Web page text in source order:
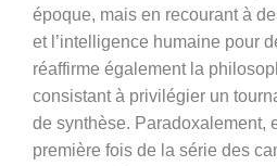
époque, mais en recourant à
et l’intelligence humaine pour
réaffirme également la
consistant à privilégier un
de synthèse. Paradoxalement,
première fois de la série des